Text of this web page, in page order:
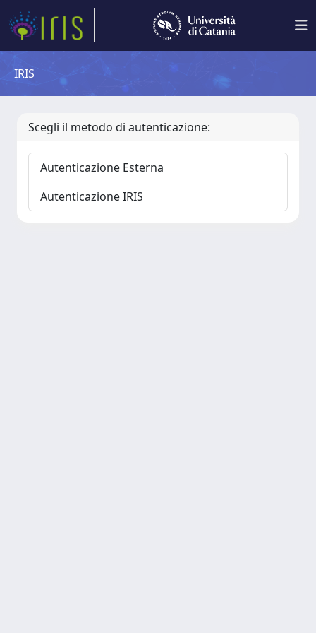
IRIS
Scegli il metodo di autenticazione:
Autenticazione Esterna
Autenticazione IRIS